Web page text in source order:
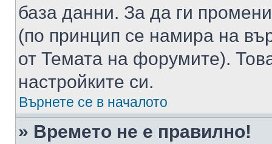
база данни. За да ги
(по принцип се намира на
от Темата на форумите).
настройките си.
Върнете се в началото
» Времето не е правилно!